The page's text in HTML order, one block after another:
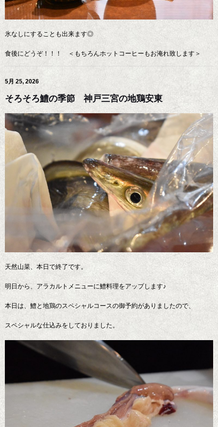
氷なしにすることも出来ます◎
食後にどうぞ！！！ ＜もちろんホットコーヒーもお淹れ致します＞
5月 25, 2026
そろそろ鱧の季節 神戸三宮の地鶏安東
天然山菜、本日で終了です。
明日から、アラカルトメニューに鱧料理をアップします♪
本日は、鱧と地鶏のスペシャルコースの御予約がありましたので、
スペシャルな仕込みをしておりました。